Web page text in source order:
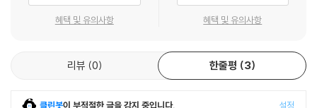
해결하기까지 중간 과정을 거치는 동안, 실제로 우리는 마음속의 ‘빈 공
간’에 크게 의지하기 때문이다.
─ 랍비 샬로미는 한 제자와 지혜에 관한 문답을 주고받았다. “지혜와 명민
· 정보의 차원: 드러난 세계의 드러난 영역
· 직관의 차원: 숨겨진 세계의 드러난 영역
· 무한한 가능성의 차원: 숨겨진 세계의 숨겨진 영역
혜택 및 유의사항 혜택 및 유의사항
리뷰 0 한줄평 3
클린봇이 부적절한 글을 감지 중입니다. 설정